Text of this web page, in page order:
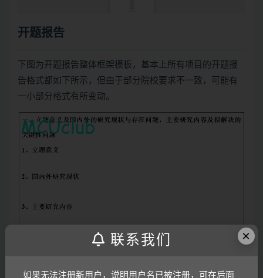
开题报告
下图为开题报告整体框架模板，基本上所有项目的开题报
告格式都如下所示，但由于部分院校要求不一致，可能有
一小部分格式有所变动。
×
联系我们
如果无法注册新用户，说明用户名已被注册，可在后面